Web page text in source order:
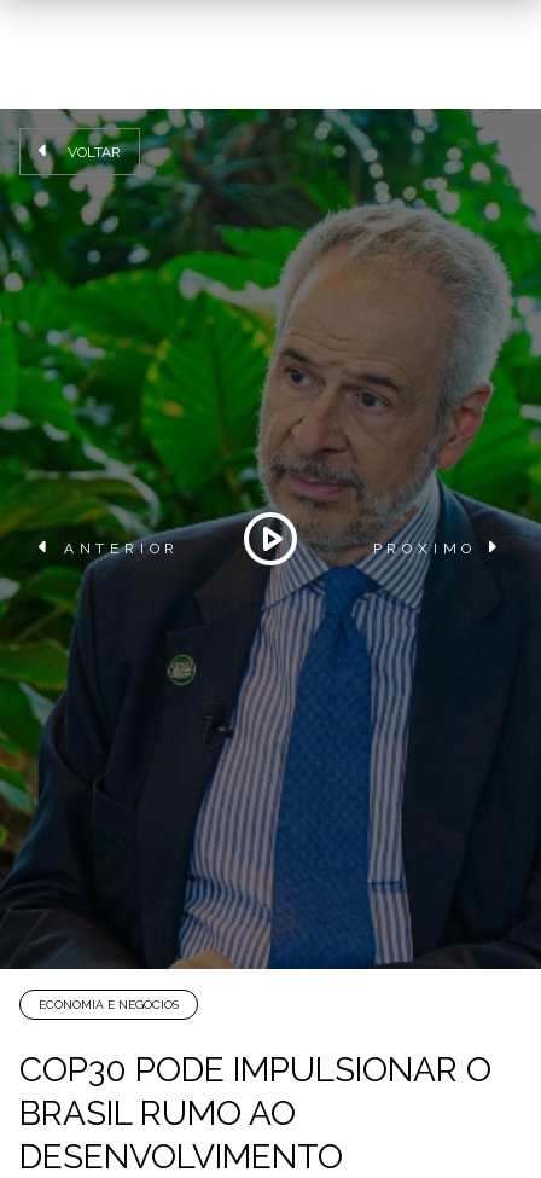
VOLTAR
ANTERIOR PRÓXIMO
ECONOMIA E NEGÓCIOS
COP30 PODE IMPULSIONAR O
BRASIL RUMO AO
DESENVOLVIMENTO